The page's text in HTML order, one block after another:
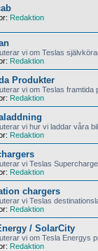
Redaktion
vi om Teslas
Redaktion
Produkter
vi om Teslas framtida
Redaktion
vi hur vi laddar våra
Redaktion
vi Teslas
Redaktion
chargers
vi Teslas
Redaktion
/ SolarCity
vi om Tesla Energys
Redaktion